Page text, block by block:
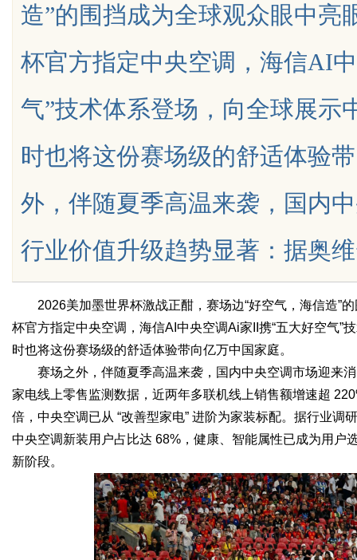
uz
Bo
造”的围挡成为全球观众眼中亮
杯官方指定中央空调，海信AI
气”技术体系登场，向全球展示
时也将这份赛场级的舒适体验
外，伴随夏季高温来袭，国内
行业价值升级趋势显著：据奥
2026美加墨世界杯激战正酣，赛场边“好空气，海信造”
杯官方指定中央空调，海信AI中央空调Ai家II携“五大好空气”
时也将这份赛场级的舒适体验带向亿万中国家庭。
赛场之外，伴随夏季高温来袭，国内中央空调市场迎来
家电线上零售监测数据，近两年多联机线上销售额增速超
倍，中央空调已从 “改善型家电” 进阶为家装标配。据行业
中央空调新装用户占比达 68%，健康、智能属性已成为用户
新阶段。